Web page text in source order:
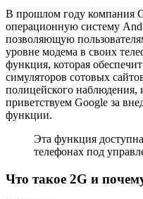
В прошлом году компания
операционную систему
позволяющую
уровне модема в своих
функция, которая
симуляторов сотовых
полицейского
приветствуем Google за
функции.
Эта функция
телефонах под
Что такое 2G и